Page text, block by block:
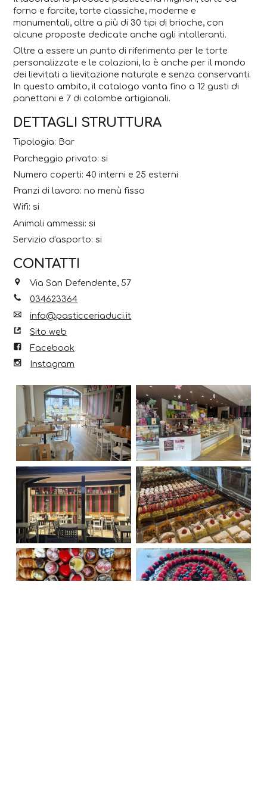
forno e farcite, torte classiche, moderne e
monumentali, oltre a più di 30 tipi di brioche, con
alcune proposte dedicate anche agli intolleranti.
Oltre a essere un punto di riferimento per le torte
personalizzate e le colazioni, lo è anche per il mondo
dei lievitati a lievitazione naturale e senza conservanti.
In questo ambito, il catalogo vanta fino a 12 gusti di
panettoni e 7 di colombe artigianali.
DETTAGLI STRUTTURA
Tipologia: Bar
Parcheggio privato: si
Numero coperti: 40 interni e 25 esterni
Pranzi di lavoro: no menù fisso
Wifi: si
Animali ammessi: si
Servizio d'asporto: si
CONTATTI
Via San Defendente, 57
034623364
info@pasticceriaduci.it
Sito web
Facebook
Instagram